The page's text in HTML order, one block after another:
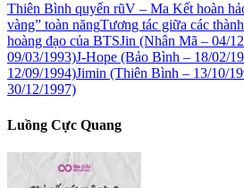
Thiên Bình quyến rũV – Ma Kết hoàn
vàng” toàn năngTương tác giữa các
hoàng đạo của BTSJin (Nhân Mã – 04/
09/03/1993)J-Hope (Bảo Bình – 18/02/
12/09/1994)Jimin (Thiên Bình – 13/10/
30/12/1997)
Luồng Cực Quang